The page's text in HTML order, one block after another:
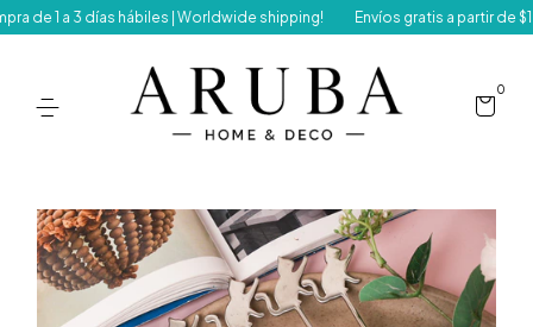
1 a 3 días hábiles | Worldwide shipping! Envíos gratis a partir de
0